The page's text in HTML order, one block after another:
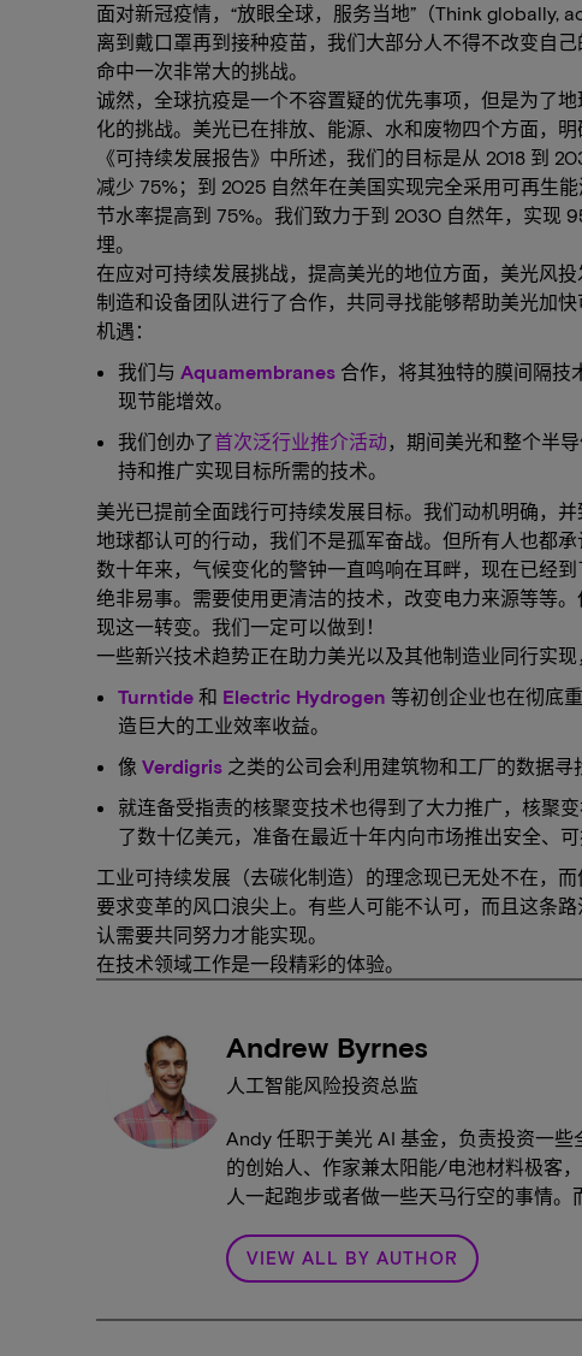
面对新冠疫情，“放眼全球，服务当地”（Think globally,
离到戴口罩再到接种疫苗，我们大部分人不得不改变自
命中一次非常大的挑战。
诚然，全球抗疫是一个不容置疑的优先事项，但是为了
化的挑战。美光已在排放、能源、水和废物四个方面，
《可持续发展报告》中所述，我们的目标是从 2018 到
减少 75%；到 2025 自然年在美国实现完全采用可再生
节水率提高到 75%。我们致力于到 2030 自然年，实现
埋。
在应对可持续发展挑战，提高美光的地位方面，美光风
制造和设备团队进行了合作，共同寻找能够帮助美光加
机遇：
我们与 Aquamembranes 合作，将其独特的膜间隔技
现节能增效。
我们创办了首次泛行业推介活动 ，期间美光和整个半
持和推广实现目标所需的技术。
美光已提前全面践行可持续发展目标。我们动机明确，
地球都认可的行动，我们不是孤军奋战。但所有人也都承
数十年来，气候变化的警钟一直鸣响在耳畔，现在已经
绝非易事。需要使用更清洁的技术，改变电力来源等等
现这一转变。我们一定可以做到！
一些新兴技术趋势正在助力美光以及其他制造业同行实现
Turntide 和 Electric Hydrogen 等初创企业也在彻底
造巨大的工业效率收益。
像 Verdigris 之类的公司会利用建筑物和工厂的数据寻
就连备受指责的核聚变技术也得到了大力推广，核聚
了数十亿美元，准备在最近十年内向市场推出安全、可
工业可持续发展（去碳化制造）的理念现已无处不在，
要求变革的风口浪尖上。有些人可能不认可，而且这条
认需要共同努力才能实现。
在技术领域工作是一段精彩的体验。
人工智能风险投资总监
Andrew Byrnes
Andy 任职于美光 AI 基金，负责投资一
的创始人、作家兼太阳能/电池材料极客
人一起跑步或者做一些天马行空的事情。
VIEW ALL BY AUTHOR